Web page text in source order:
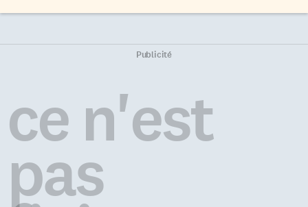
Publicité
ce n'est
pas